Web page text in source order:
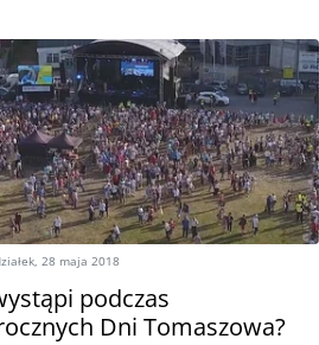
28 maja 2018
podczas
Dni Tomaszowa?